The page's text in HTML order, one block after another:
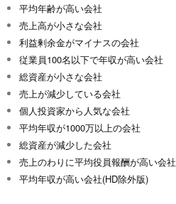
平均年齢が高い会社
売上高が小さな会社
利益剰余金がマイナスの会社
従業員100名以下で年収が高い会社
総資産が小さな会社
売上が減少している会社
個人投資家から人気な会社
平均年収が1000万以上の会社
総資産が減少した会社
売上のわりに平均役員報酬が高い会社
平均年収が高い会社(HD除外版)